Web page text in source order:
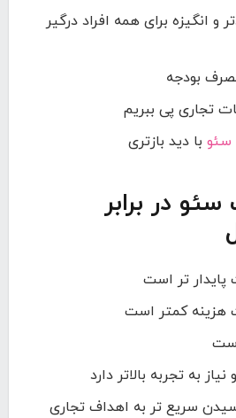
و انگیزه برای همه افراد درگیر
بودجه
تجاری پی ببریم
سئو با دید بازتری
در برابر
پایدار تر است
هزینه کمتر است
به تجربه بالاتر دارد
سریع تر به اهداف تجاری